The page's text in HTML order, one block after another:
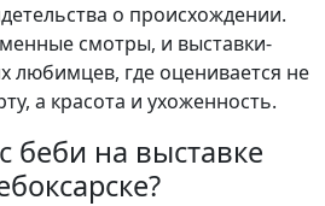
о происхождении.
смотры, и выставки-
любимцев, где оценивается не
а красота и ухоженность.
беби на выставке